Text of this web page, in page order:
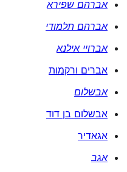
אברהם שפירא
אברהם תלמודי
אברויי אילנא
אברים ורקמות
אבשלום
אבשלום בן דוד
אגאדיר
אגב